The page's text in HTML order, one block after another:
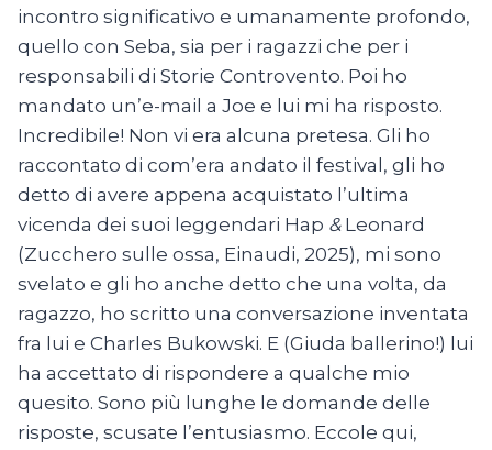
incontro significativo e umanamente profondo,
quello con Seba, sia per i ragazzi che per i
responsabili di Storie Controvento. Poi ho
mandato un’e-mail a Joe e lui mi ha risposto.
Incredibile! Non vi era alcuna pretesa. Gli ho
raccontato di com’era andato il festival, gli ho
detto di avere appena acquistato l’ultima
vicenda dei suoi leggendari Hap &Leonard
(Zucchero sulle ossa, Einaudi, 2025), mi sono
svelato e gli ho anche detto che una volta, da
ragazzo, ho scritto una conversazione inventata
fra lui e Charles Bukowski. E (Giuda ballerino!) lui
ha accettato di rispondere a qualche mio
quesito. Sono più lunghe le domande delle
risposte, scusate l’entusiasmo. Eccole qui,